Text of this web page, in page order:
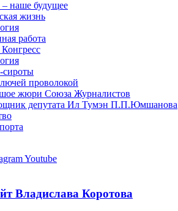
наше будущее
жизнь
работа
сироты
проволокой
жюри Союза Журналистов
депутата Ил Тумэн П.П.Юмшанова
Youtube
Владислава Коротова